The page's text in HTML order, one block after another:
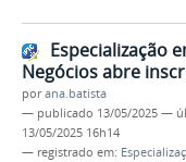
Especialização
Negócios abre
porana.batista
— publicado 13/05/2025 —
13/05/2025 16h14
— registrado em: